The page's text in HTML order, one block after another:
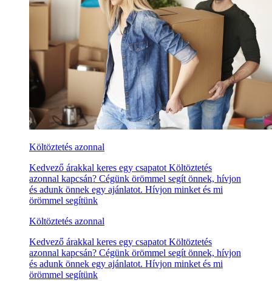
Költöztetés azonnal
Kedvező árakkal keres egy csapatot Költöztetés
azonnal kapcsán? Cégünk örömmel segít önnek, hívjon
és adunk önnek egy ajánlatot. Hívjon minket és mi
örömmel segítünk
Költöztetés azonnal
Kedvező árakkal keres egy csapatot Költöztetés
azonnal kapcsán? Cégünk örömmel segít önnek, hívjon
és adunk önnek egy ajánlatot. Hívjon minket és mi
örömmel segítünk